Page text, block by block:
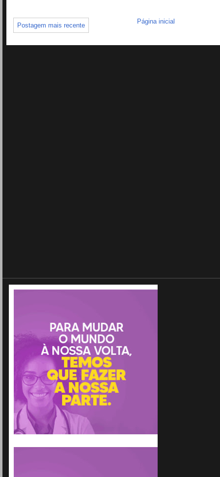
Postagem mais recente
Página inicial